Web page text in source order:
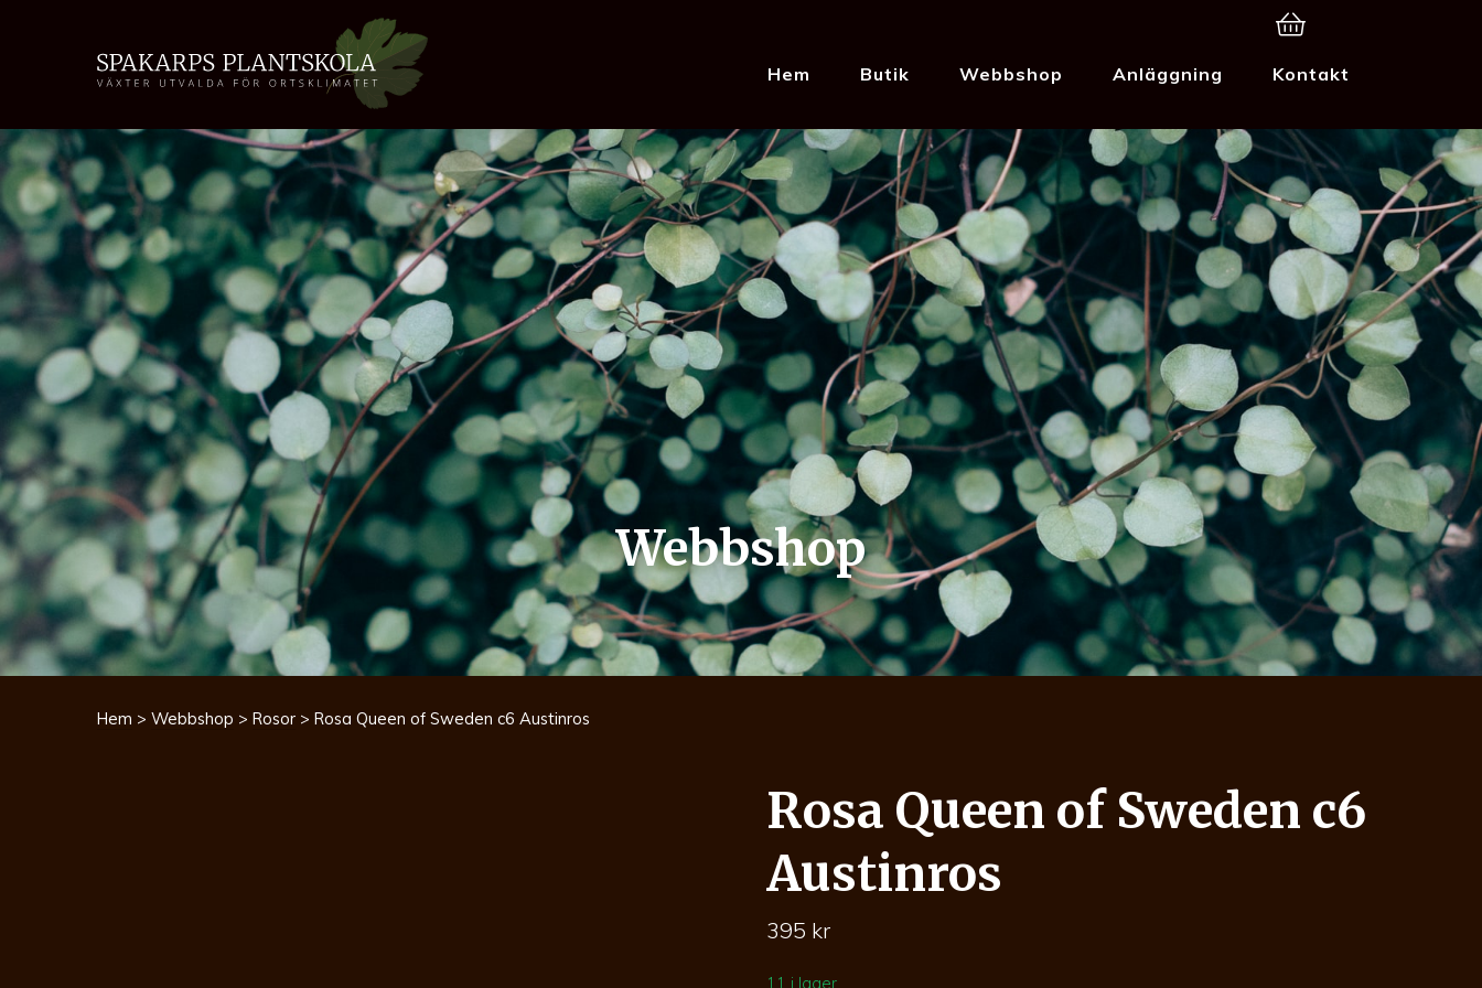
Hem Butik Webbshop Anläggning Kontakt
Webbshop
Hem > Webbshop > Rosor > Rosa Queen of Sweden c6 Austinros
Rosa Queen of Sweden c6
Austinros
395 kr
11 i lager